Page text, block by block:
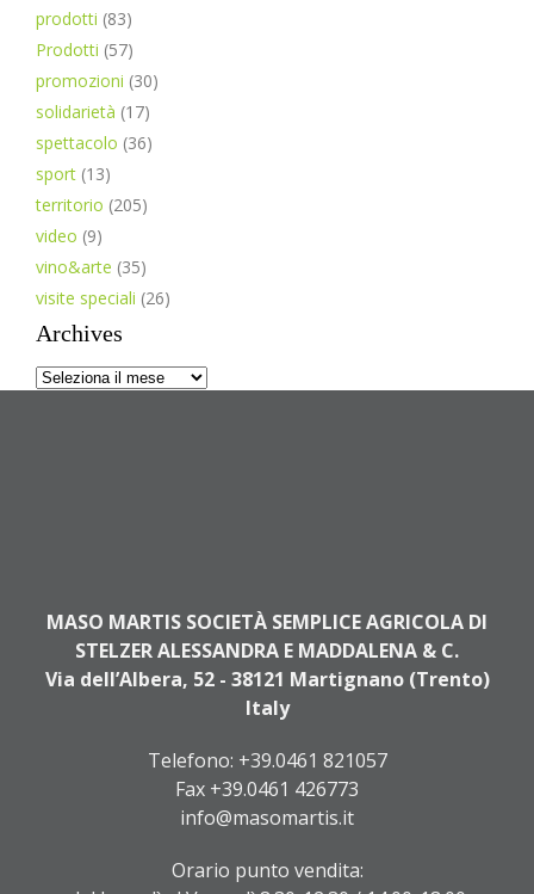
prodotti (83)
Prodotti (57)
promozioni (30)
solidarietà (17)
spettacolo (36)
sport (13)
territorio (205)
video (9)
vino&arte (35)
visite speciali (26)
Archives
Archives
MASO MARTIS SOCIETÀ SEMPLICE AGRICOLA DI
STELZER ALESSANDRA E MADDALENA & C.
Via dell’Albera, 52 - 38121 Martignano (Trento)
Italy
Telefono: +39.0461 821057
Fax +39.0461 426773
info@masomartis.it
Orario punto vendita: